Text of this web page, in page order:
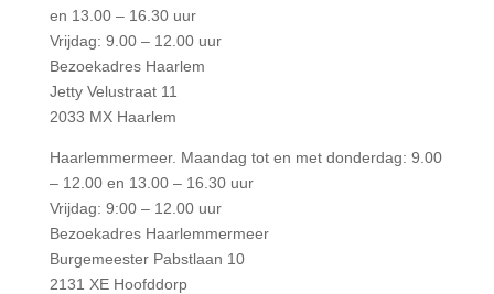
en 13.00 – 16.30 uur
Vrijdag: 9.00 – 12.00 uur
Bezoekadres Haarlem
Jetty Velustraat 11
2033 MX Haarlem
Haarlemmermeer. Maandag tot en met donderdag: 9.00
– 12.00 en 13.00 – 16.30 uur
Vrijdag: 9:00 – 12.00 uur
Bezoekadres Haarlemmermeer
Burgemeester Pabstlaan 10
2131 XE Hoofddorp